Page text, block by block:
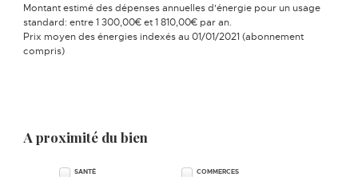
Montant estimé des dépenses annuelles d'énergie pour un usage
standard: entre 1 300,00€ et 1 810,00€ par an.
Prix moyen des énergies indexés au 01/01/2021 (abonnement
compris)
A proximité du bien
SANTÉ COMMERCES